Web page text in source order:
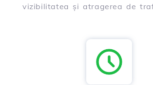
vizibilitatea și atragerea de